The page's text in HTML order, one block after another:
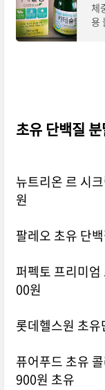
체
용
초유 단백질
뉴트리온 르 시
원
팔레오 초유 단
퍼펙토 프리미
00원
롯데헬스원 초
퓨어푸드 초유
900원 초유